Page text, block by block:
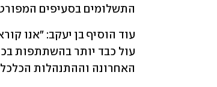
התשלומים בסעיפים
האחרונה וההתנהלות